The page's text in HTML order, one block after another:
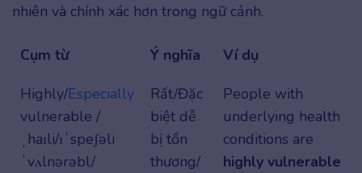
nhiên và chính xác hơn trong ngữ cảnh.
Cụm từ Ý nghĩa
Ví dụ
Highly/Especially
vulnerable /
ˌhaɪli/ɪˈspeʃəli
ˈvʌlnərəbl/
Rất/Đặc
biệt dễ
bị tổn
thương/
People with
underlying health
conditions are
highly vulnerable